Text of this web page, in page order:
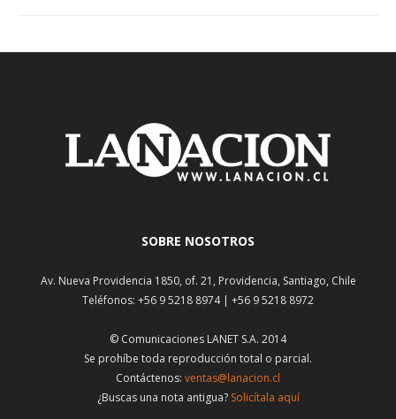
SOBRE NOSOTROS
Av. Nueva Providencia 1850, of. 21, Providencia, Santiago, Chile
Teléfonos: +56 9 5218 8974 | +56 9 5218 8972
© Comunicaciones LANET S.A. 2014
Se prohíbe toda reproducción total o parcial.
Contáctenos: ventas@lanacion.cl
¿Buscas una nota antigua? Solicítala aquí